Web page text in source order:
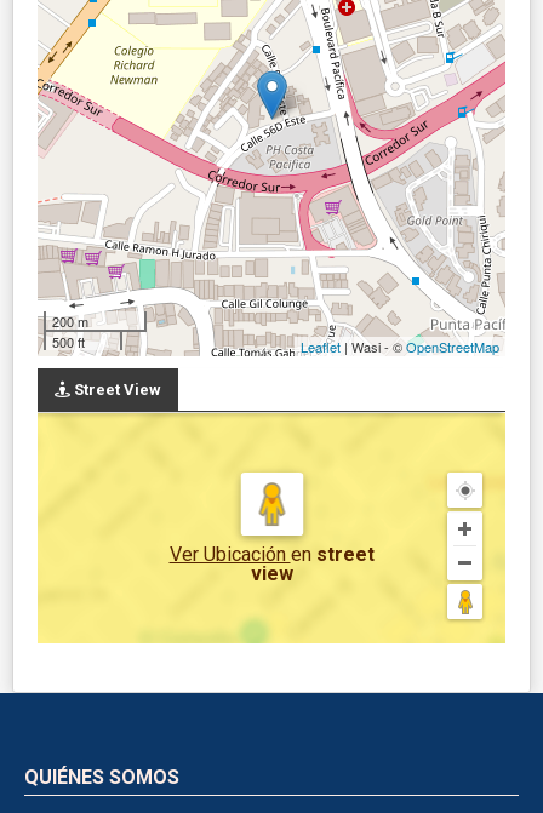
200 m
500 ft
Leaflet | Wasi - ©OpenStreetMap
Street View
Ver Ubicación en street
view
QUIÉNES SOMOS